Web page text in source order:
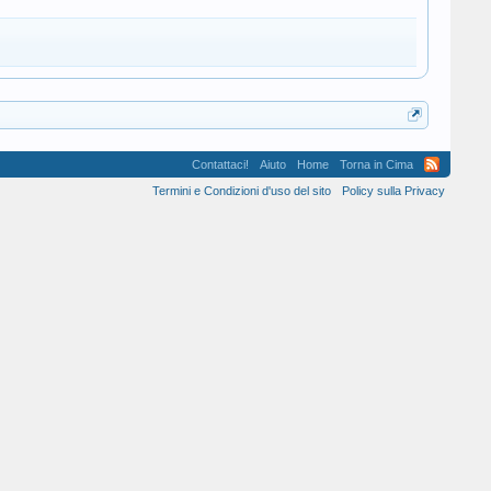
Contattaci! Aiuto Home
Torna in Cima
Termini e Condizioni d'uso del sito
Policy sulla Privacy